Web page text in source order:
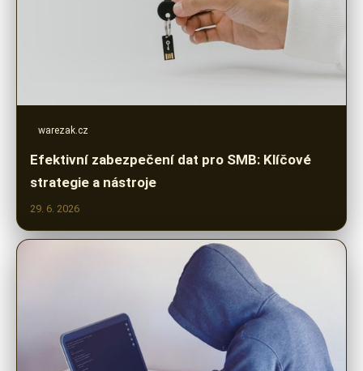
warezak.cz
Efektivní zabezpečení dat pro SMB: Klíčové
strategie a nástroje
29. 6. 2026